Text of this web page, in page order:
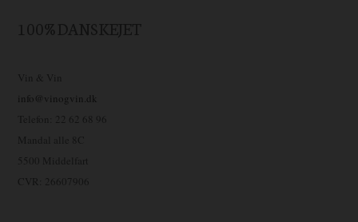
Vin & Vin
info@vinogvin.dk
Telefon: 22 62 68 96
Mandal alle 8C
5500 Middelfart
CVR: 26607906